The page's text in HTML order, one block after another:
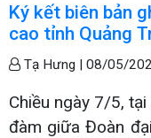
Ký kết biên bản
cao tỉnh Quảng
Tạ Hưng | 08/05/
Chiều ngày 7/5,
đàm giữa Đoàn